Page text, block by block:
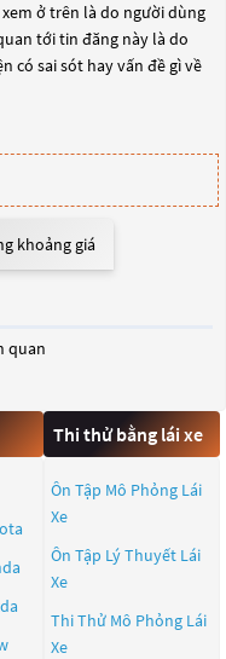
ở trên là do người dùng
tới tin đăng này là do
có sai sót hay vấn đề gì về
khoảng giá
quan
Thi thử bằng lái xe
Ôn Tập Mô Phỏng Lái
Xe
Ôn Tập Lý Thuyết Lái
Xe
Thi Thử Mô Phỏng Lái
Xe